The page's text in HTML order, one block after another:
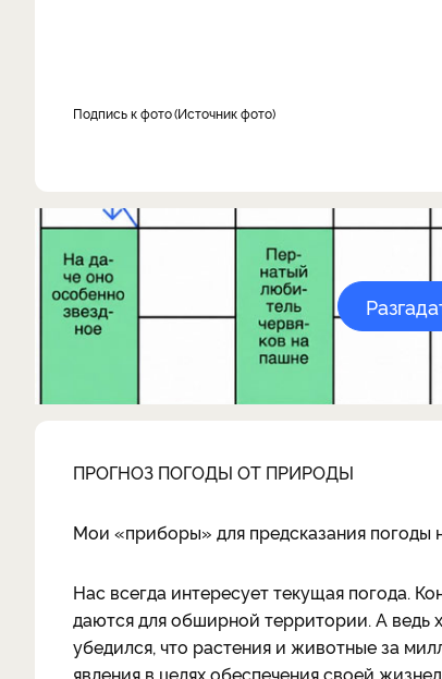
Подпись к фото Источник фото
ПРОГНОЗ ПОГОДЫ ОТ ПРИРОДЫ
Мои «приборы» для предсказания погоды
Нас всегда интересует текущая погода.
даются для обширной территории. А ведь
убедился, что растения и животные за
явления в целях обеспечения своей